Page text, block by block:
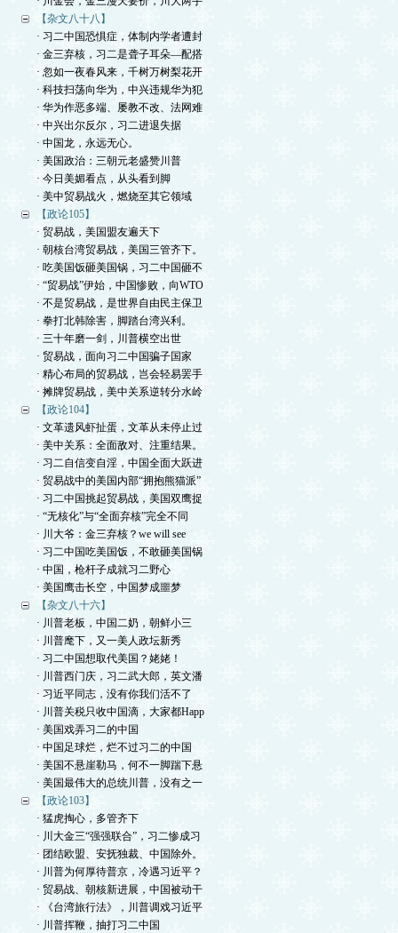
【杂文八十八】
· 习二中国恐惧症，体制内学者遭封
· 金三弃核，习二是聋子耳朵—配搭
· 忽如一夜春风来，千树万树梨花开
· 科技扫荡向华为，中兴违规华为犯
· 华为作恶多端、屡教不改、法网难
· 中兴出尔反尔，习二进退失据
· 中国龙，永远无心。
· 美国政治：三朝元老盛赞川普
· 今日美媚看点，从头看到脚
· 美中贸易战火，燃烧至其它领域
【政论105】
· 贸易战，美国盟友遍天下
· 朝核台湾贸易战，美国三管齐下。
· 吃美国饭砸美国锅，习二中国砸不
· “贸易战”伊始，中国惨败，向WTO
· 不是贸易战，是世界自由民主保卫
· 拳打北韩除害，脚踏台湾兴利。
· 三十年磨一剑，川普横空出世
· 贸易战，面向习二中国骗子国家
· 精心布局的贸易战，岂会轻易罢手
· 摊牌贸易战，美中关系逆转分水岭
【政论104】
· 文革遗风虾扯蛋，文革从未停止过
· 美中关系：全面敌对、注重结果。
· 习二自信变自淫，中国全面大跃进
· 贸易战中的美国内部“拥抱熊猫派”
· 习二中国挑起贸易战，美国双鹰捉
· “无核化”与“全面弃核”完全不同
· 川大爷：金三弃核？we will see
· 习二中国吃美国饭，不敢砸美国锅
· 中国，枪杆子成就习二野心
· 美国鹰击长空，中国梦成噩梦
【杂文八十六】
· 川普老板，中国二奶，朝鲜小三
· 川普麾下，又一美人政坛新秀
· 习二中国想取代美国？姥姥！
· 川普西门庆，习二武大郎，英文潘
· 习近平同志，没有你我们活不了
· 川普关税只收中国滴，大家都Happ
· 美国戏弄习二的中国
· 中国足球烂，烂不过习二的中国
· 美国不悬崖勒马，何不一脚踹下悬
· 美国最伟大的总统川普，没有之一
【政论103】
· 猛虎掏心，多管齐下
· 川大金三“强强联合”，习二惨成习
· 团结欧盟、安抚独裁、中国除外。
· 川普为何厚待普京，冷遇习近平？
· 贸易战、朝核新进展，中国被动干
· 《台湾旅行法》，川普调戏习近平
· 川普挥鞭，抽打习二中国